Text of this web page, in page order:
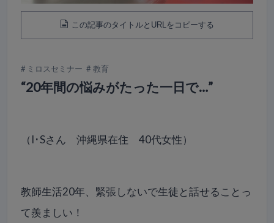
この記事のタイトルとURLをコピーする
ミロスセミナー 教育
“20年間の悩みがたった一日で…”
（I･Sさん 沖縄県在住 40代女性）
教師生活20年、緊張しないで生徒と話せることっ
て羨ましい！